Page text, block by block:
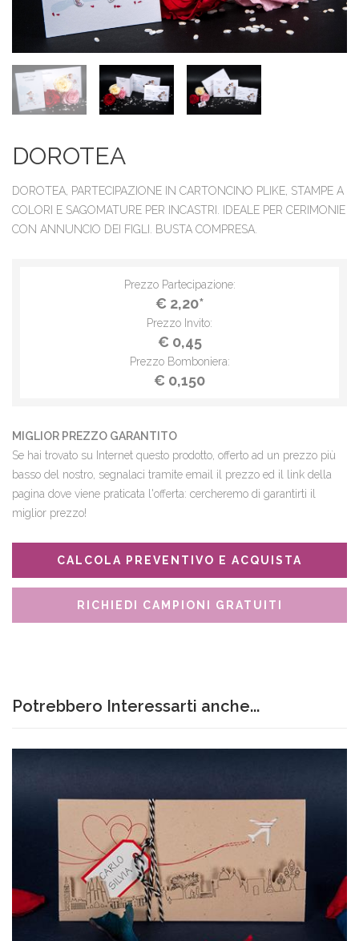
DOROTEA
DOROTEA, PARTECIPAZIONE IN CARTONCINO PLIKE, STAMPE A
COLORI E SAGOMATURE PER INCASTRI. IDEALE PER CERIMONIE
CON ANNUNCIO DEI FIGLI. BUSTA COMPRESA.
Prezzo Partecipazione:
€ 2,20*
Prezzo Invito:
€ 0,45
Prezzo Bomboniera:
€ 0,150
MIGLIOR PREZZO GARANTITO
Se hai trovato su Internet questo prodotto, offerto ad un prezzo più
basso del nostro, segnalaci tramite email il prezzo ed il link della
pagina dove viene praticata l'offerta: cercheremo di garantirti il
miglior prezzo!
CALCOLA PREVENTIVO E ACQUISTA
RICHIEDI CAMPIONI GRATUITI
Potrebbero Interessarti anche...